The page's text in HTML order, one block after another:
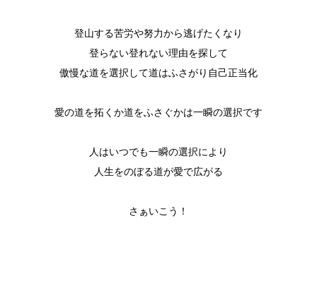
登山する苦労や努力から逃げたくなり
登らない登れない理由を探して
傲慢な道を選択して道はふさがり自己正当化
愛の道を拓くか道をふさぐかは一瞬の選択です
人はいつでも一瞬の選択により
人生をのぼる道が愛で広がる
さぁいこう！